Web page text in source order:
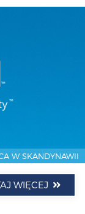
W SKANDYNAWII
WIĘCEJ